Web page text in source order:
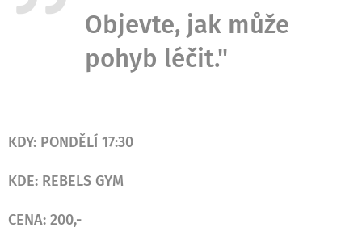
Objevte, jak může
pohyb léčit."
KDY: PONDĚLÍ 17:30
KDE: REBELS GYM
CENA: 200,-